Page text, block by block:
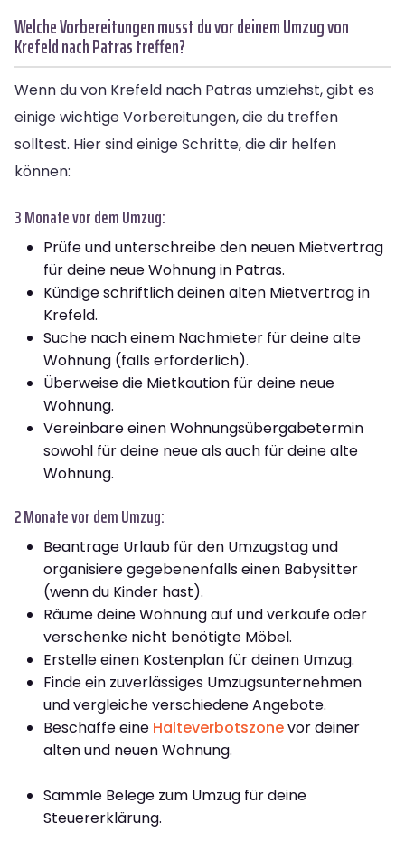
Welche Vorbereitungen musst du vor deinem Umzug von
Krefeld nach Patras treffen?
Wenn du von Krefeld nach Patras umziehst, gibt es
einige wichtige Vorbereitungen, die du treffen
solltest. Hier sind einige Schritte, die dir helfen
können:
3 Monate vor dem Umzug:
Prüfe und unterschreibe den neuen Mietvertrag
für deine neue Wohnung in Patras.
Kündige schriftlich deinen alten Mietvertrag in
Krefeld.
Suche nach einem Nachmieter für deine alte
Wohnung (falls erforderlich).
Überweise die Mietkaution für deine neue
Wohnung.
Vereinbare einen Wohnungsübergabetermin
sowohl für deine neue als auch für deine alte
Wohnung.
2 Monate vor dem Umzug:
Beantrage Urlaub für den Umzugstag und
organisiere gegebenenfalls einen Babysitter
(wenn du Kinder hast).
Räume deine Wohnung auf und verkaufe oder
verschenke nicht benötigte Möbel.
Erstelle einen Kostenplan für deinen Umzug.
Finde ein zuverlässiges Umzugsunternehmen
und vergleiche verschiedene Angebote.
Beschaffe eine Halteverbotszonevor deiner
alten und neuen Wohnung.
Sammle Belege zum Umzug für deine
Steuererklärung.